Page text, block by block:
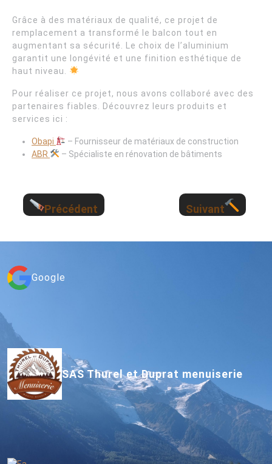
Grâce à des matériaux de qualité, ce projet de
remplacement a transformé le balcon tout en
augmentant sa sécurité. Le choix de l’aluminium
garantit une longévité et une finition esthétique de
haut niveau.
Pour réaliser ce projet, nous avons collaboré avec des
partenaires fiables. Découvrez leurs produits et
services ici :
Obapi
– Fournisseur de matériaux de construction
ABR
– Spécialiste en rénovation de bâtiments
Précédent Suivant
Google
SAS Thurel et Duprat menuiserie